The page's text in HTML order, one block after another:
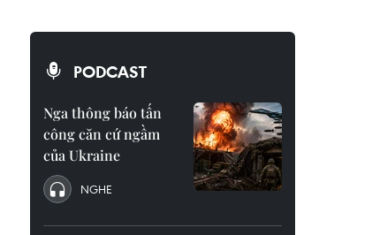
PODCAST
Nga thông báo tấn
công căn cứ ngầm
của Ukraine
NGHE